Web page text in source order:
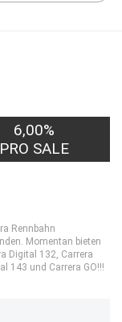
6,00%
PRO SALE
Rennbahn
Momentan bieten
Digital 132, Carrera
143 und Carrera GO!!!